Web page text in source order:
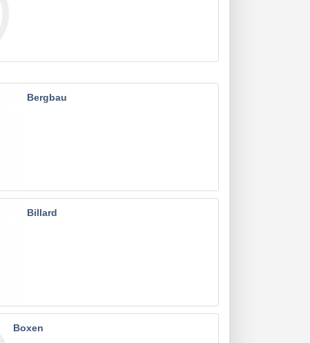
Bergbau
Billard
Boxen